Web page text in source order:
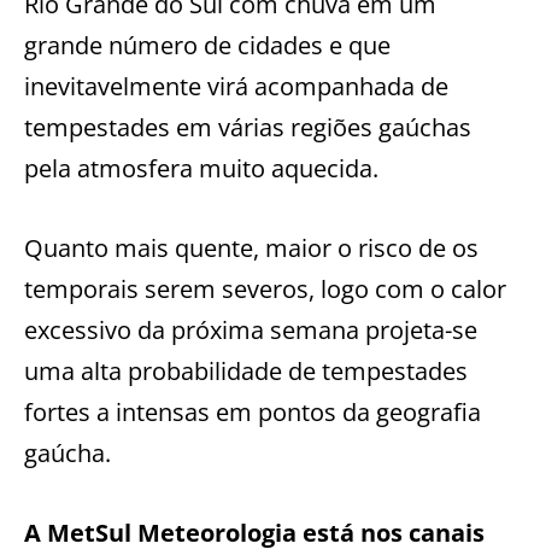
grande número de cidades e que
inevitavelmente virá acompanhada de
tempestades em várias regiões gaúchas
pela atmosfera muito aquecida.
Quanto mais quente, maior o risco de os
temporais serem severos, logo com o calor
excessivo da próxima semana projeta-se
uma alta probabilidade de tempestades
fortes a intensas em pontos da geografia
gaúcha.
A MetSul Meteorologia está nos canais